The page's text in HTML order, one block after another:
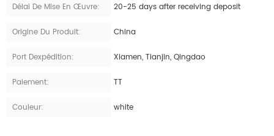
Délai De Mise En Œuvre: 20-25 days after receiving deposit
Origine Du Produit: China
Port Dexpédition: Xiamen, Tianjin, Qingdao
Paiement: TT
Couleur: white